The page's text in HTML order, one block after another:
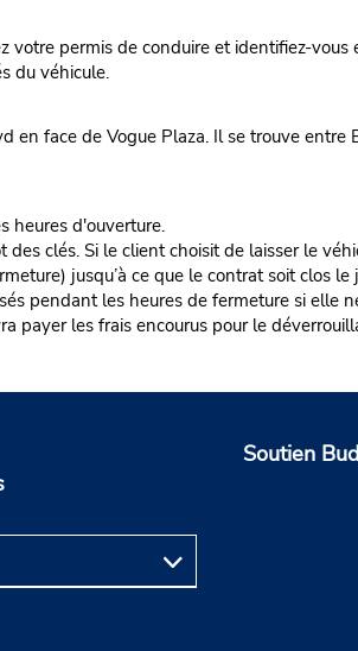
votre permis de conduire et identifiez-
du véhicule.
en face de Vogue Plaza. Il se trouve
heures d'ouverture.
clés. Si le client choisit de laisser le
jusqu’à ce que le contrat soit clos le
pendant les heures de fermeture si elle
payer les frais encourus pour le
Soutien